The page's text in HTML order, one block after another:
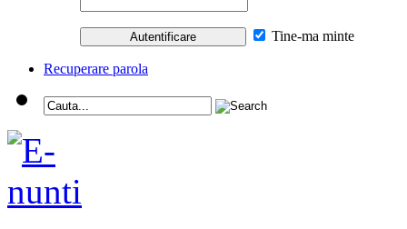
Tine-ma minte
Recuperare parola